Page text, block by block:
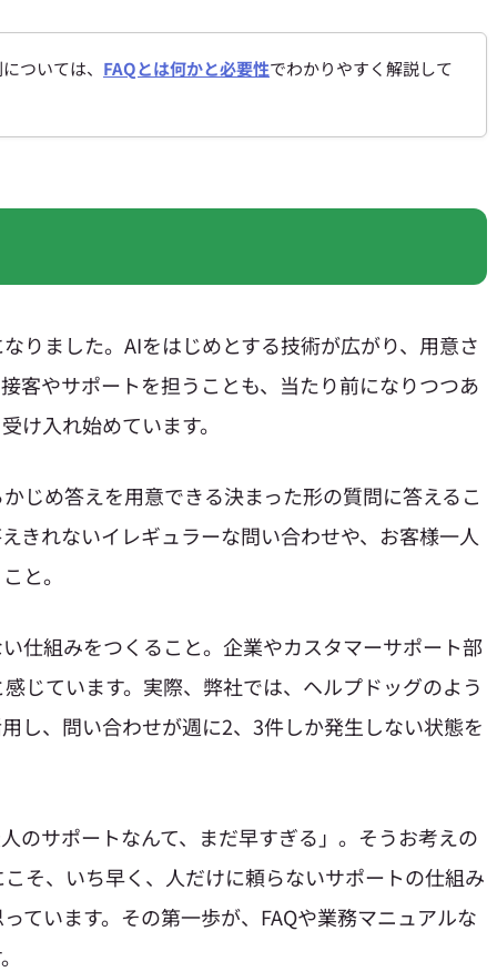
ついては、 FAQとは何かと必要性でわかりやすく解説して
りました。AIをはじめとする技術が広がり、用意さ
客やサポートを担うことも、当たり前になりつつあ
け入れ始めています。
じめ答えを用意できる決まった形の質問に答えるこ
きれないイレギュラーな問い合わせや、お客様一人
と。
仕組みをつくること。企業やカスタマーサポート部
じています。実際、弊社では、ヘルプドッグのよう
し、問い合わせが週に2、3件しか発生しない状態を
のサポートなんて、まだ早すぎる」。そうお考えの
そ、いち早く、人だけに頼らないサポートの仕組み
ています。その第一歩が、FAQや業務マニュアルな